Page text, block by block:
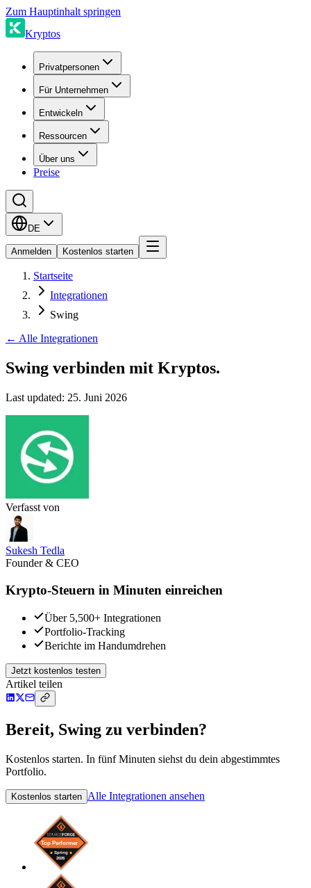
Zum Hauptinhalt springen
Kryptos
Privatpersonen
Für Unternehmen
Entwickeln
Ressourcen
Über uns
Preise
DE
Anmelden Kostenlos starten
Startseite
Integrationen
Swing
← Alle Integrationen
Swing verbinden mit Kryptos.
Last updated: 25. Juni 2026
Verfasst von
Sukesh Tedla
Founder & CEO
Krypto-Steuern in Minuten einreichen
Über 5,500+ Integrationen
Portfolio-Tracking
Berichte im Handumdrehen
Jetzt kostenlos testen
Artikel teilen
Bereit, Swing zu verbinden?
Kostenlos starten. In fünf Minuten siehst du dein abgestimmtes
Portfolio.
Kostenlos starten Alle Integrationen ansehen